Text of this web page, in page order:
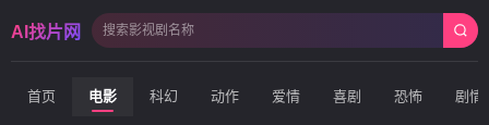
AI找片网
首页 电影 科幻 动作 爱情 喜剧 恐怖 剧情